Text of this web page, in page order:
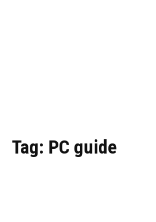
Tag: PC guide